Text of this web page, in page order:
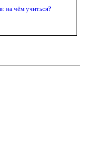
на чём учиться?